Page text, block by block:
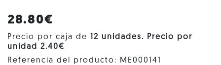
28.80€
Precio por caja de
12 unidades. Precio por
unidad 2.40€
Referencia del producto: ME000141